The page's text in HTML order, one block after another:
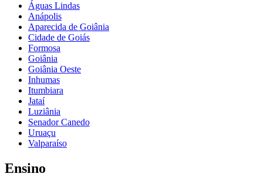
Águas Lindas
Anápolis
Aparecida de Goiânia
Cidade de Goiás
Formosa
Goiânia
Goiânia Oeste
Inhumas
Itumbiara
Jataí
Luziânia
Senador Canedo
Uruaçu
Valparaíso
Ensino